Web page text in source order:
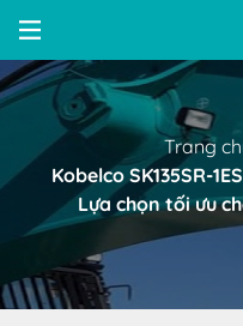
Trang
Kobelco SK135SR-
Lựa chọn tối ưu